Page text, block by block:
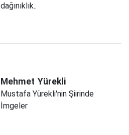
dağınıklık..
Mehmet Yürekli
Mustafa Yürekli'nin Şiirinde
İmgeler